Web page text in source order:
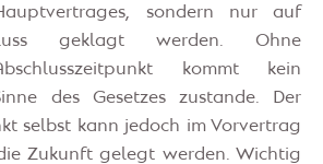
sondern nur auf
geklagt werden. Ohne
kommt kein
des Gesetzes zustande. Der
selbst kann jedoch im Vorvertrag
Zukunft gelegt werden. Wichtig